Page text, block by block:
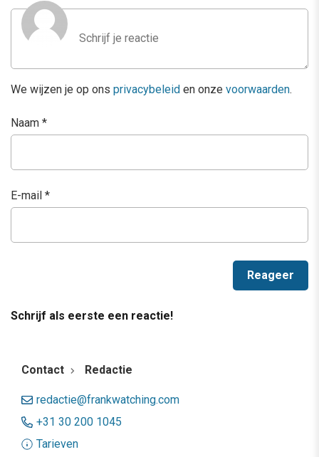
We wijzen je op ons privacybeleid en onze voorwaarden.
Naam *
E-mail *
Schrijf als eerste een reactie!
Contact Redactie
redactie@frankwatching.com
+31 30 200 1045
Tarieven